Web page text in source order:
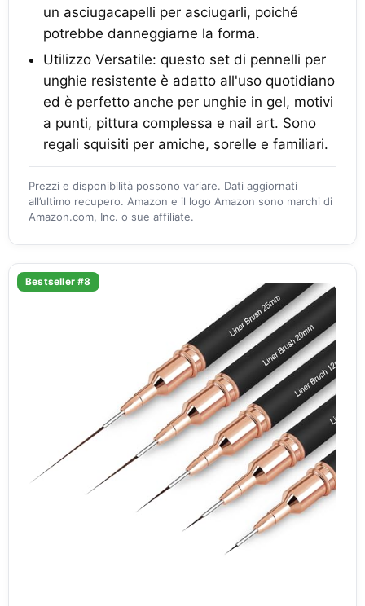
un asciugacapelli per asciugarli, poiché
potrebbe danneggiarne la forma.
Utilizzo Versatile: questo set di pennelli per
unghie resistente è adatto all'uso quotidiano
ed è perfetto anche per unghie in gel, motivi
a punti, pittura complessa e nail art. Sono
regali squisiti per amiche, sorelle e familiari.
Prezzi e disponibilità possono variare. Dati aggiornati
all’ultimo recupero. Amazon e il logo Amazon sono marchi di
Amazon.com, Inc. o sue affiliate.
Bestseller #8